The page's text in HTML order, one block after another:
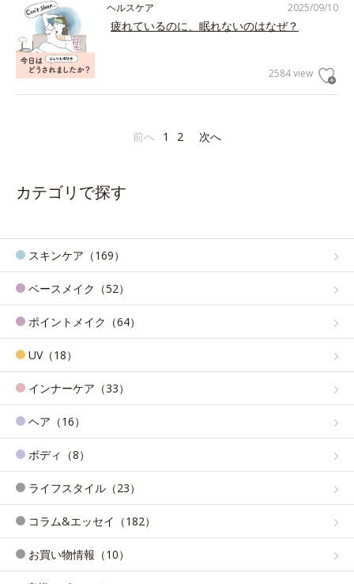
2025/09/10
ヘルスケア
疲れているのに、眠れないのはなぜ？
2584 view
前へ 1 2 次へ
カテゴリで探す
スキンケア（169）
ベースメイク（52）
ポイントメイク（64）
UV（18）
インナーケア（33）
ヘア（16）
ボディ（8）
ライフスタイル（23）
コラム&エッセイ（182）
お買い物情報（10）